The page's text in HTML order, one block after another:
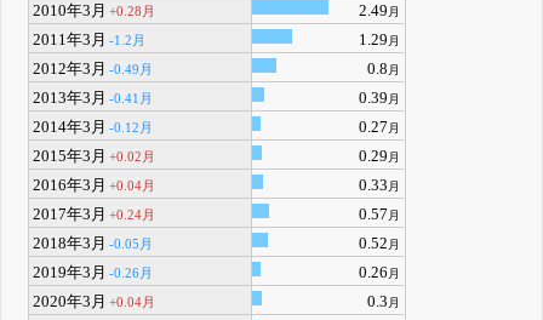
2010年3月 +0.28月 2.49 月
2011年3月 -1.2月 1.29 月
2012年3月 -0.49月 0.8 月
2013年3月 -0.41月 0.39 月
2014年3月 -0.12月 0.27 月
2015年3月 +0.02月 0.29 月
2016年3月 +0.04月 0.33 月
2017年3月 +0.24月 0.57 月
2018年3月 -0.05月 0.52 月
2019年3月 -0.26月 0.26 月
2020年3月 +0.04月 0.3 月